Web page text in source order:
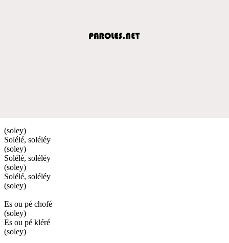
(soley)
Solélé, soléléy
(soley)
Solélé, soléléy
(soley)
Solélé, soléléy
(soley)
Es ou pé chofé
(soley)
Es ou pé kléré
(soley)